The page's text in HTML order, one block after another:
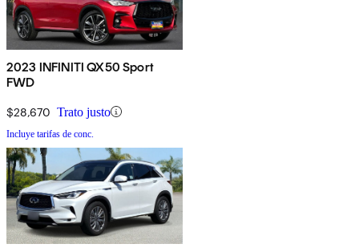
2023 INFINITI QX50 Sport
FWD
$28,670 Trato justo
Incluye tarifas de conc.